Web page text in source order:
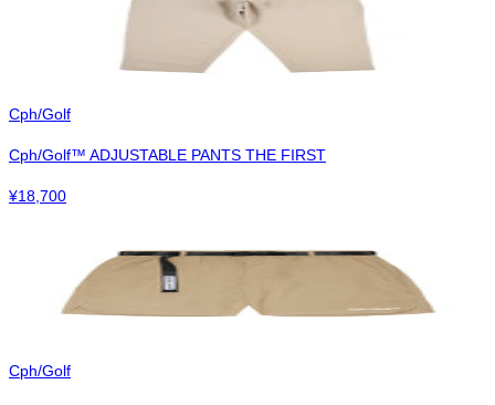
Cph/Golf
Cph/Golf™︎ ADJUSTABLE PANTS THE FIRST
¥18,700
Cph/Golf